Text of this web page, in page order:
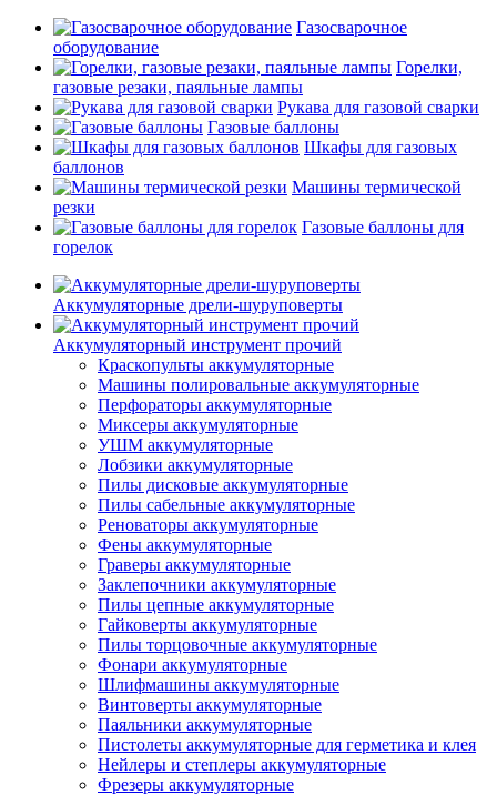
Газосварочное
оборудование
Горелки,
газовые резаки, паяльные лампы
Рукава для газовой сварки
Газовые баллоны
Шкафы для газовых
баллонов
Машины термической
резки
Газовые баллоны для
горелок
Аккумуляторные дрели-шуруповерты
Аккумуляторный инструмент прочий
Краскопульты аккумуляторные
Машины полировальные аккумуляторные
Перфораторы аккумуляторные
Миксеры аккумуляторные
УШМ аккумуляторные
Лобзики аккумуляторные
Пилы дисковые аккумуляторные
Пилы сабельные аккумуляторные
Реноваторы аккумуляторные
Фены аккумуляторные
Граверы аккумуляторные
Заклепочники аккумуляторные
Пилы цепные аккумуляторные
Гайковерты аккумуляторные
Пилы торцовочные аккумуляторные
Фонари аккумуляторные
Шлифмашины аккумуляторные
Винтоверты аккумуляторные
Паяльники аккумуляторные
Пистолеты аккумуляторные для герметика и клея
Нейлеры и степлеры аккумуляторные
Фрезеры аккумуляторные